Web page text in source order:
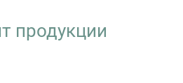
продукции